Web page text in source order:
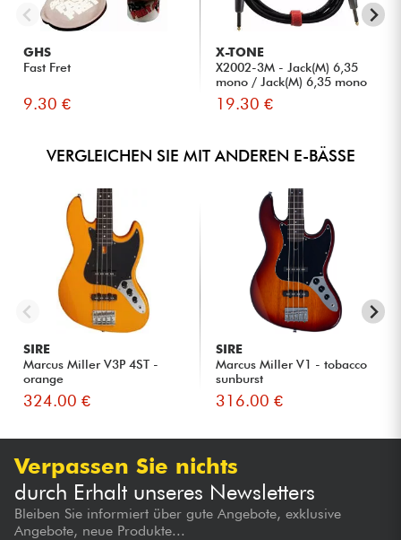
GHS
Fast Fret
9.30 €
X-TONE
X2002-3M - Jack(M) 6,35
mono / Jack(M) 6,35 mono
S...
19.30 €
VERGLEICHEN SIE MIT ANDEREN E-BÄSSE
SIRE
Marcus Miller V3P 4ST -
orange
324.00 €
SIRE
Marcus Miller V1 - tobacco
sunburst
316.00 €
Verpassen Sie nichts
durch Erhalt unseres Newsletters
Bleiben Sie informiert über gute Angebote, exklusive
Angebote, neue Produkte...